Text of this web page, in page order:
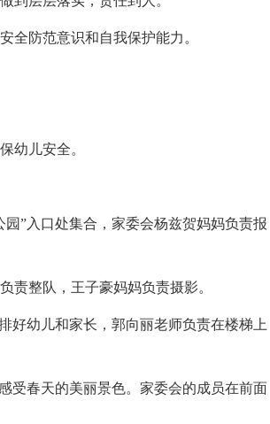
防范意识和自我保护能力。
幼儿安全。
入口处集合，家委会杨兹贺妈妈负责报
整队，王子豪妈妈负责摄影。
幼儿和家长，郭向丽老师负责在楼梯上
春天的美丽景色。家委会的成员在前面